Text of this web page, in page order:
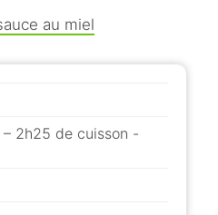
au miel
2h25 de cuisson -